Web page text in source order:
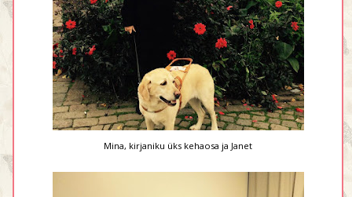
Mina, kirjaniku üks kehaosa ja Janet